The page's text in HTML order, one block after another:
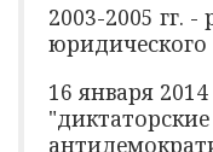
2003-2005 гг. -
16 января